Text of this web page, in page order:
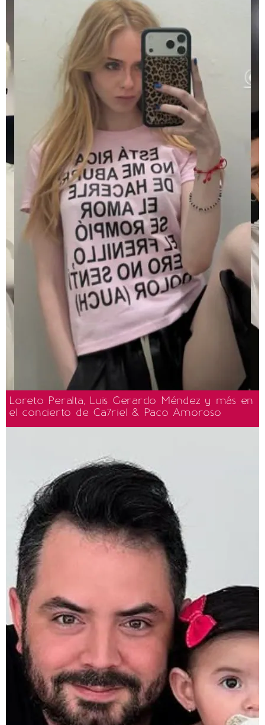
Loreto Peralta, Luis Gerardo Méndez y más en
el concierto de Ca7riel & Paco Amoroso